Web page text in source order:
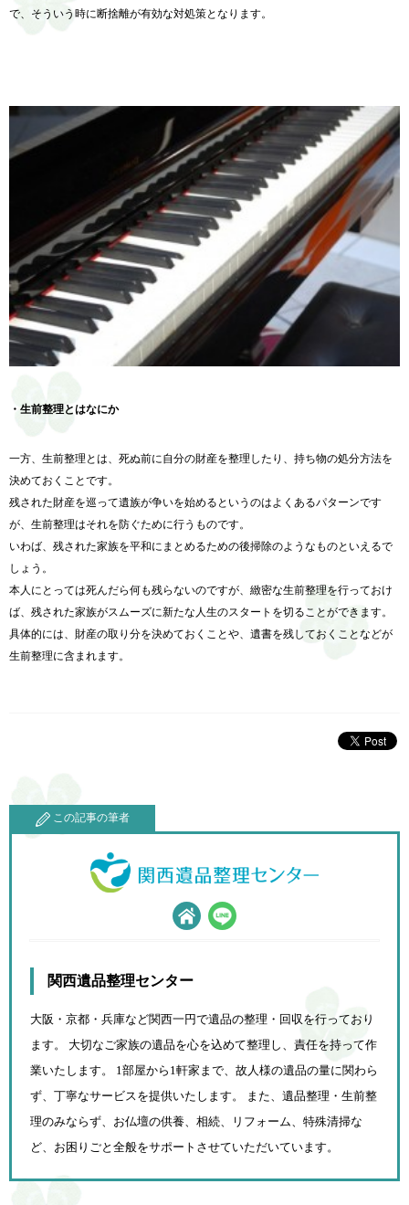
で、そういう時に断捨離が有効な対処策となります。
・生前整理とはなにか
一方、生前整理とは、死ぬ前に自分の財産を整理したり、持ち物の処分方法を
決めておくことです。
残された財産を巡って遺族が争いを始めるというのはよくあるパターンです
が、生前整理はそれを防ぐために行うものです。
いわば、残された家族を平和にまとめるための後掃除のようなものといえるで
しょう。
本人にとっては死んだら何も残らないのですが、緻密な生前整理を行っておけ
ば、残された家族がスムーズに新たな人生のスタートを切ることができます。
具体的には、財産の取り分を決めておくことや、遺書を残しておくことなどが
生前整理に含まれます。
この記事の筆者
関西遺品整理センター
大阪・京都・兵庫など関西一円で遺品の整理・回収を行っており
ます。 大切なご家族の遺品を心を込めて整理し、責任を持って作
業いたします。 1部屋から1軒家まで、故人様の遺品の量に関わら
ず、 丁寧なサービスを提供いたします。 また、遺品整理・生前整
理のみならず、お仏壇の供養、相続、
リフォーム、特殊清掃な
ど、お困りごと全般をサポートさせていただいています。